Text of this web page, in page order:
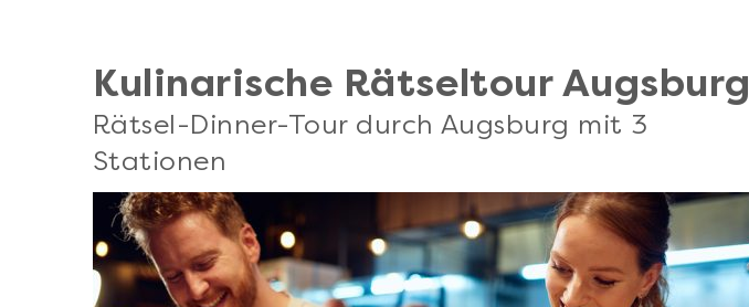
Kulinarische Rätseltour Augsburg
Rätsel-Dinner-Tour durch Augsburg mit 3
Stationen